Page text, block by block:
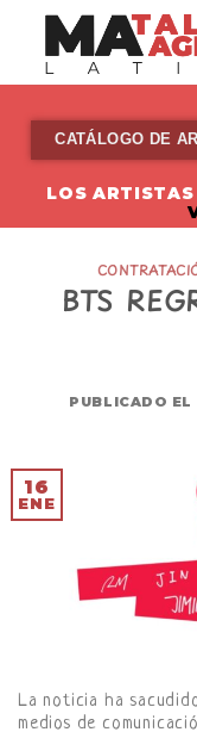
content
CATÁLOGO DE
LOS
BTS
PUBLICADO EL
16
ENE
La noticia ha
medios de